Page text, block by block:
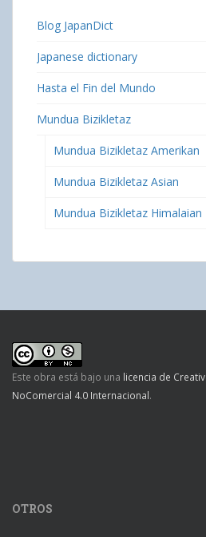
Blog JapanDict
Japanese dictionary
Hasta el Fin del Mundo
Mundua Bizikletaz
Mundua Bizikletaz Amerikan
Mundua Bizikletaz Asian
Mundua Bizikletaz Himalaian
Este obra está bajo una licencia de
NoComercial 4.0 Internacional.
OTROS